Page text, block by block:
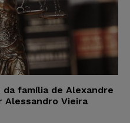
família de Alexandre
Alessandro Vieira